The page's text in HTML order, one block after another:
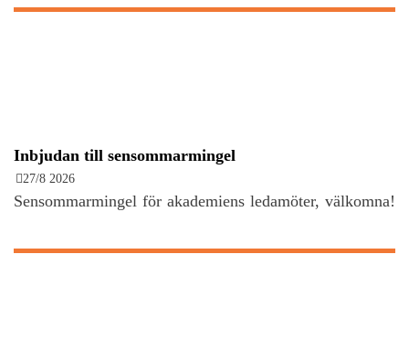
Inbjudan till sensommarmingel
27/8 2026
Sensommarmingel för akademiens ledamöter, välkomna!